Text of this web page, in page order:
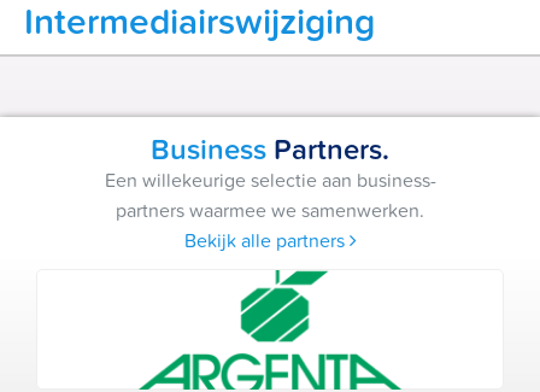
intermediairswijziging
Business Partners.
Een willekeurige selectie aan business-
partners waarmee we samenwerken.
Bekijk alle partners